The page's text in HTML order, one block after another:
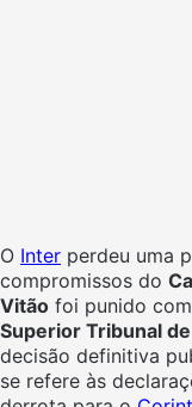
O Inter perdeu uma
compromissos do
Vitão foi punido com
Superior Tribunal
decisão definitiva
se refere às